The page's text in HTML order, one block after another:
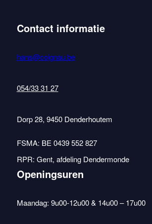
Contact informatie
hans@coignau.be
054/33 31 27
Dorp 28, 9450 Denderhoutem
FSMA: BE 0439 552 827
RPR: Gent, afdeling Dendermonde
Openingsuren
Maandag: 9u00-12u00 & 14u00 – 17u00